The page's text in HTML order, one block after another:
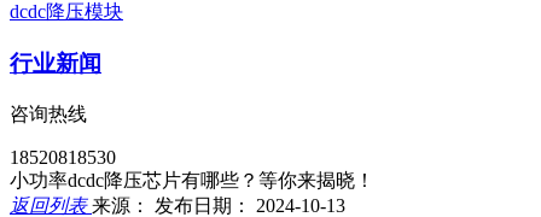
dcdc降压模块
行业新闻
咨询热线
18520818530
小功率dcdc降压芯片有哪些？等你来揭晓！
返回列表来源： 发布日期： 2024-10-13